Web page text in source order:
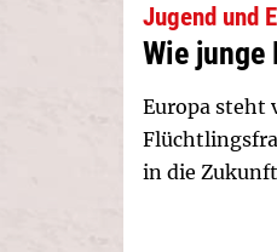
Jugend und
Wie
Europa steht
in die